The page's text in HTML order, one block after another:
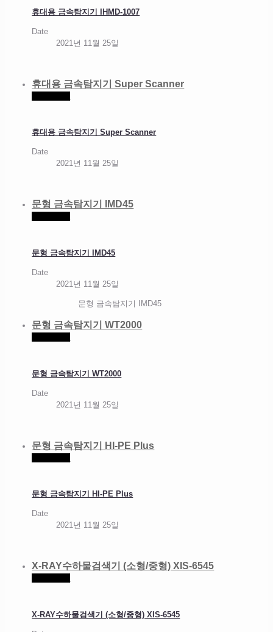
휴대용 금속탐지기 IHMD-1007
Date
2021년 11월 25일
휴대용 금속탐지기 Super Scanner
휴대용 금속탐지기 Super Scanner
Date
2021년 11월 25일
문형 금속탐지기 IMD45
문형 금속탐지기 IMD45
Date
2021년 11월 25일
문형 금속탐지기 IMD45
문형 금속탐지기 WT2000
문형 금속탐지기 WT2000
Date
2021년 11월 25일
문형 금속탐지기 HI-PE Plus
문형 금속탐지기 HI-PE Plus
Date
2021년 11월 25일
X-RAY수하물검색기 (소형/중형) XIS-6545
X-RAY수하물검색기 (소형/중형) XIS-6545